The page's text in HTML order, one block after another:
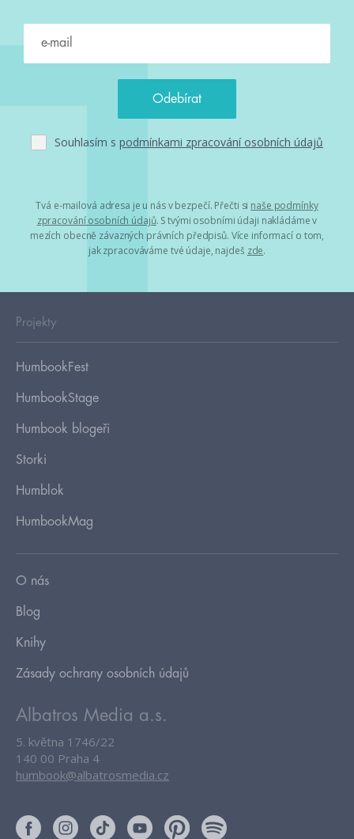
Souhlasím s podmínkami zpracování osobních údajů
Tvá e-mailová adresa je u nás v bezpečí. Přečti si naše podmínky
zpracování osobních údajů. S tvými osobními údaji nakládáme v
mezích obecně závazných právních předpisů. Více informací o tom,
jak zpracováváme tvé údaje, najdeš zde.
Projekty
HumbookFest
HumbookStage
Humbook blogeři
Storki
Humblok
HumbookMag
O nás
Blog
Knihy
Zásady ochrany osobních údajů
Albatros Media a.s.
5. května 1746/22
140 00 Praha 4
humbook@albatrosmedia.cz